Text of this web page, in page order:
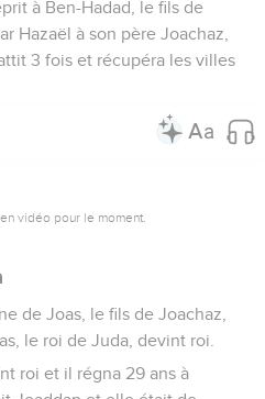
par son serviteur Jonas, le
Hépher.
le malheur d'Israël était à
dont il a ramené sous
villes qui avaient
dans les annales des rois
ancêtres, avec les rois